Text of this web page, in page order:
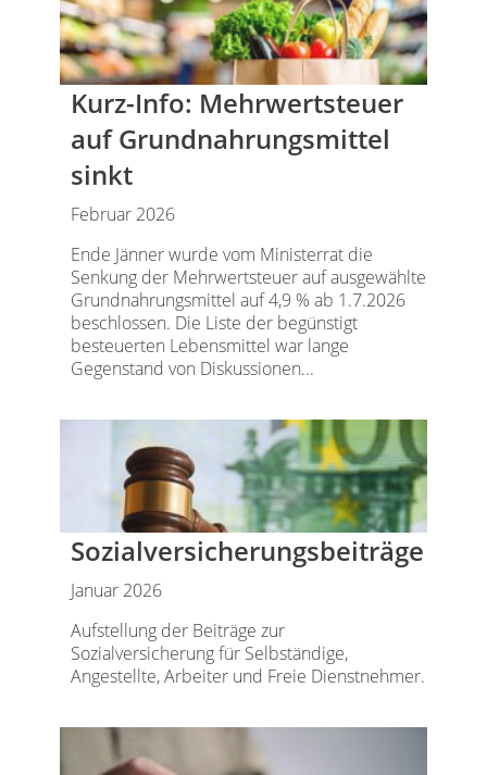
Kurz-Info: Mehrwertsteuer
auf Grundnahrungsmittel
sinkt
Februar 2026
Ende Jänner wurde vom Ministerrat die
Senkung der Mehrwertsteuer auf ausgewählte
Grundnahrungsmittel auf 4,9 % ab 1.7.2026
beschlossen. Die Liste der begünstigt
besteuerten Lebensmittel war lange
Gegenstand von Diskussionen...
Sozialversicherungsbeiträge
Januar 2026
Aufstellung der Beiträge zur
Sozialversicherung für Selbständige,
Angestellte, Arbeiter und Freie Dienstnehmer.